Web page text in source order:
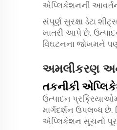
એપ્લિકેશનની
સંપૂર્ણ સુરક્ષા ડેટા
ખાતરી આપે છે.
વિઘટનના જોખમને
અમલીકરણ
તકનીકી
ઉત્પાદન
માર્ગદર્શન ઉપલબ્ધ
એપ્લિકેશન સૂચનો